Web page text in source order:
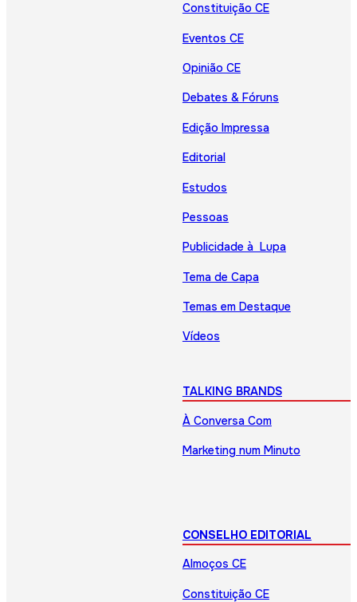
Constituição CE
Eventos CE
Opinião CE
Debates & Fóruns
Edição Impressa
Editorial
Estudos
Pessoas
Publicidade à Lupa
Tema de Capa
Temas em Destaque
Vídeos
TALKING BRANDS
À Conversa Com
Marketing num Minuto
CONSELHO EDITORIAL
Almoços CE
Constituição CE